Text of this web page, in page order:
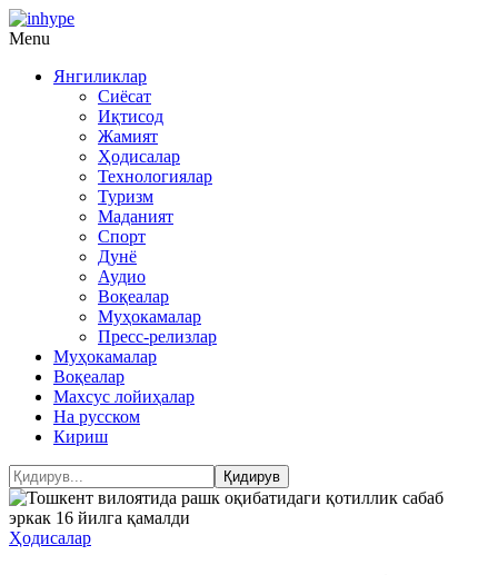
Menu
Янгиликлар
Сиёсат
Иқтисод
Жамият
Ҳодисалар
Технологиялар
Туризм
Маданият
Спорт
Дунё
Аудио
Воқеалар
Муҳокамалар
Пресс-релизлар
Муҳокамалар
Воқеалар
Махсус лойиҳалар
На русском
Кириш
Ҳодисалар